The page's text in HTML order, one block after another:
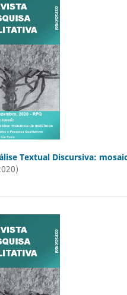
Textual Discursiva: